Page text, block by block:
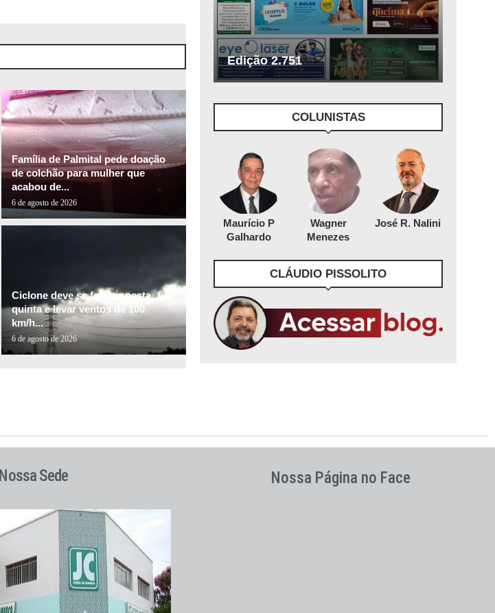
Família de Palmital pede doação
de colchão para mulher que
acabou de...
6 de agosto de 2026
Ciclone deve se formar nesta
quinta e levar ventos de 100
km/h...
6 de agosto de 2026
Edição 2.751
COLUNISTAS
Maurício P
Galhardo
Wagner
Menezes
José R. Nalini
CLÁUDIO PISSOLITO
Nossa Sede Nossa Página no Face